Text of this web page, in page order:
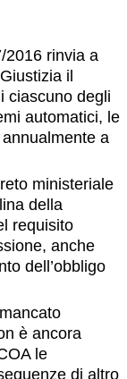
2016 rinvia a
il
ciascuno degli
automatici, le
a
ministeriale
della
requisito
anche
dell’obbligo
è ancora
le
di altro